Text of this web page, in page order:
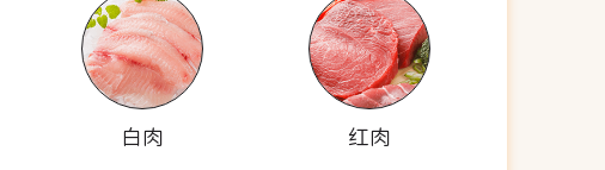
白肉 红肉